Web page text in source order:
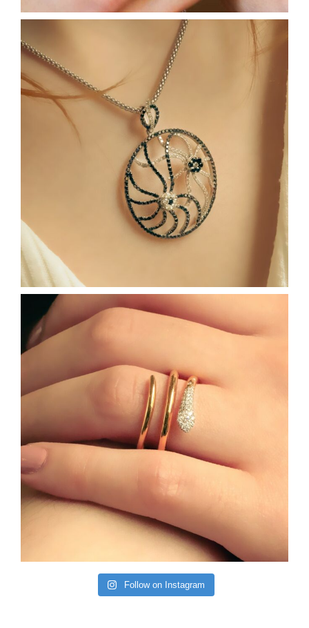
Follow on Instagram